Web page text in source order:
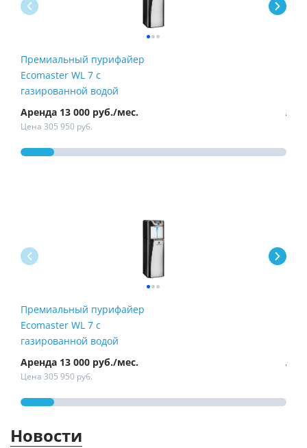
Премиальный пурифайер
Ecomaster WL 7 с
газированной водой
Аренда 13 000 руб./мес.
Цена 305 950 руб.
Премиальный пурифайер
Ecomaster WL 7 с
газированной водой
Аренда 13 000 руб./мес.
Цена 305 950 руб.
Новости